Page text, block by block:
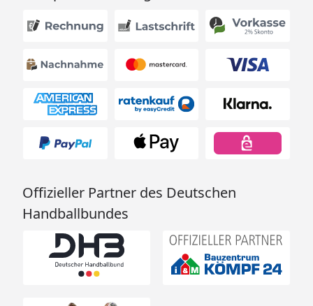
Offizieller Partner des Deutschen
Handballbundes